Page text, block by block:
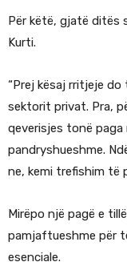
Për këtë, gjatë ditës
Kurti.
“Prej kësaj rritjeje
sektorit privat. Pra,
qeverisjes tonë paga
pandryshueshme.
ne, kemi trefishim të
Mirëpo një pagë e
pamjaftueshme për
esenciale.